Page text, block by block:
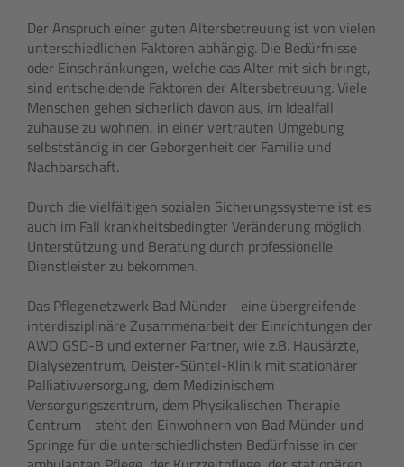
Der Anspruch einer guten Altersbetreuung ist von vielen
unterschiedlichen Faktoren abhängig. Die Bedürfnisse
oder Einschränkungen, welche das Alter mit sich bringt,
sind entscheidende Faktoren der Altersbetreuung. Viele
Menschen gehen sicherlich davon aus, im Idealfall
zuhause zu wohnen, in einer vertrauten Umgebung
selbstständig in der Geborgenheit der Familie und
Nachbarschaft.
Durch die vielfältigen sozialen Sicherungssysteme ist es
auch im Fall krankheitsbedingter Veränderung möglich,
Unterstützung und Beratung durch professionelle
Dienstleister zu bekommen.
Das Pflegenetzwerk Bad Münder - eine übergreifende
interdisziplinäre Zusammenarbeit der Einrichtungen der
AWO GSD-B und externer Partner, wie z.B. Hausärzte,
Dialysezentrum, Deister-Süntel-Klinik mit stationärer
Palliativversorgung, dem Medizinischem
Versorgungszentrum, dem Physikalischen Therapie
Centrum - steht den Einwohnern von Bad Münder und
Springe für die unterschiedlichsten Bedürfnisse in der